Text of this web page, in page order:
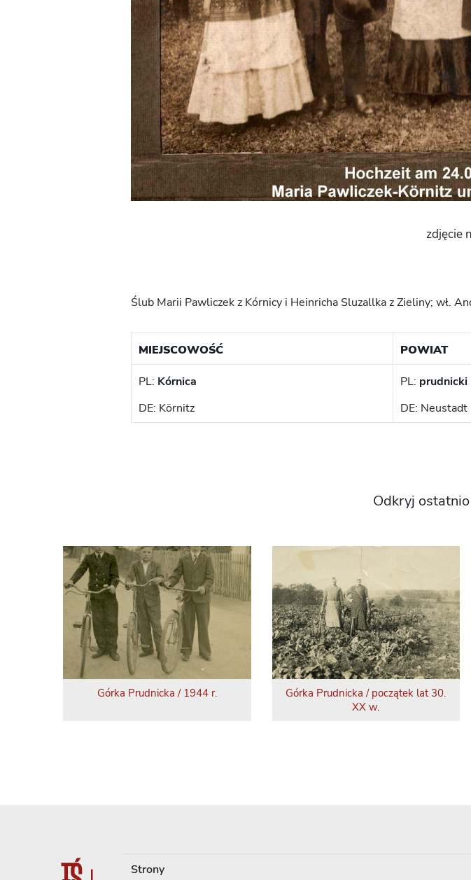
zdjęcie
Ślub Marii Pawliczek z Kórnicy i Heinricha Sluzallka z Zieliny; wł.
MIEJSCOWOŚĆ POWIAT
PL: Kórnica
DE: Körnitz
PL: prudnicki
DE: Neustadt
Odkryj
Górka Prudnicka / 1944 r.
Górka Prudnicka / początek lat 30.
XX w.
Strony